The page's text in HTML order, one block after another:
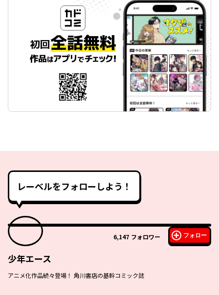
レーベルをフォローしよう！
6,147 フォロワー フォロー
少年エース
アニメ化作品続々登場！ 角川書店の基幹コミック誌